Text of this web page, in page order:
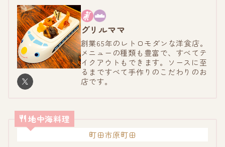
グリルママ
創業65年のレトロモダンな洋食店。
メニューの種類も豊富で、すべてテ
イクアウトもできます。ソースに至
るまですべて手作りのこだわりのお
店です。
地中海料理
町田市原町田